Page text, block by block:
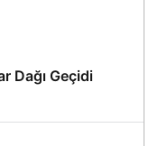
Dağı Geçidi